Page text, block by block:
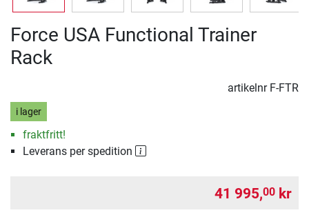
Force USA Functional Trainer
Rack
artikelnr F-FTR
i lager
fraktfritt!
Leverans per spedition
41 995,00 kr